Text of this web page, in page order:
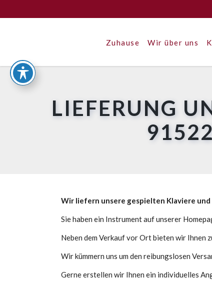
Zuhause Wir über uns
LIEFERUNG
Wir liefern unsere gespielten Klaviere
Sie haben ein Instrument auf unserer
Neben dem Verkauf vor Ort bieten wir Ihnen
Wir kümmern uns um den reibungslosen
Gerne erstellen wir Ihnen ein individuelles